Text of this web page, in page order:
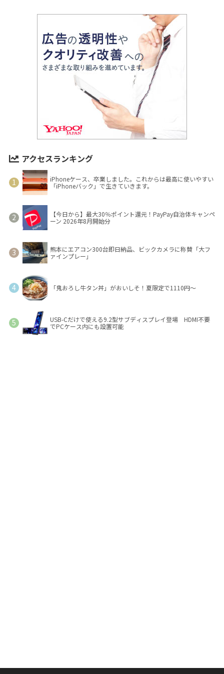
アクセスランキング
iPhoneケース、卒業しました。これからは最高に使いやすい
「iPhoneバック」で生きていきます。
【今日から】最大30％ポイント還元！PayPay自治体キャンペ
ーン 2026年8月開始分
熊本にエアコン300台即日納品、ビックカメラに称賛「大フ
ァインプレー」
「鬼おろし牛タン丼」がおいしそ！夏限定で1110円～
USB-Cだけで使える9.2型サブディスプレイ登場 HDMI不要
でPCケース内にも設置可能